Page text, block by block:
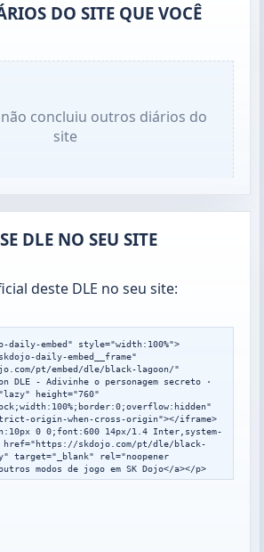
DO SITE QUE VOCÊ
concluiu outros diários do
site
DLE NO SEU SITE
deste DLE no seu site:
daily-embed" style="width:100%">
pt/embed/dle/black-lagoon/"
DLE - Adivinhe o personagem secreto ·
height="760"
origin-when-cross-origin"></iframe>
href="https://skdojo.com/pt/dle/black-
target="_blank" rel="noopener
modos de jogo em SK Dojo</a></p>